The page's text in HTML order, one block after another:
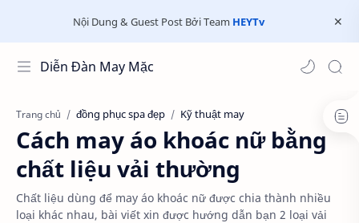
Nội Dung & Guest Post Bởi Team HEYTv
Diễn Đàn May Mặc
Trang chủ đồng phục spa đẹp Kỹ thuật may
Cách may áo khoác nữ bằng
chất liệu vải thường
Chất liệu dùng để may áo khoác nữ được chia thành nhiều
loại khác nhau, bài viết xin được hướng dẫn bạn 2 loại vải